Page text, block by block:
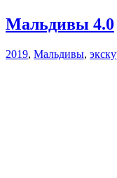
Мальдивы 4.0
2019, Мальдивы,